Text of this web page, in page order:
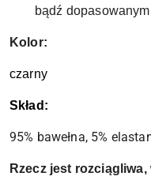
bądź
Kolor:
czarny
Skład:
95% bawełna, 5%
Rzecz jest